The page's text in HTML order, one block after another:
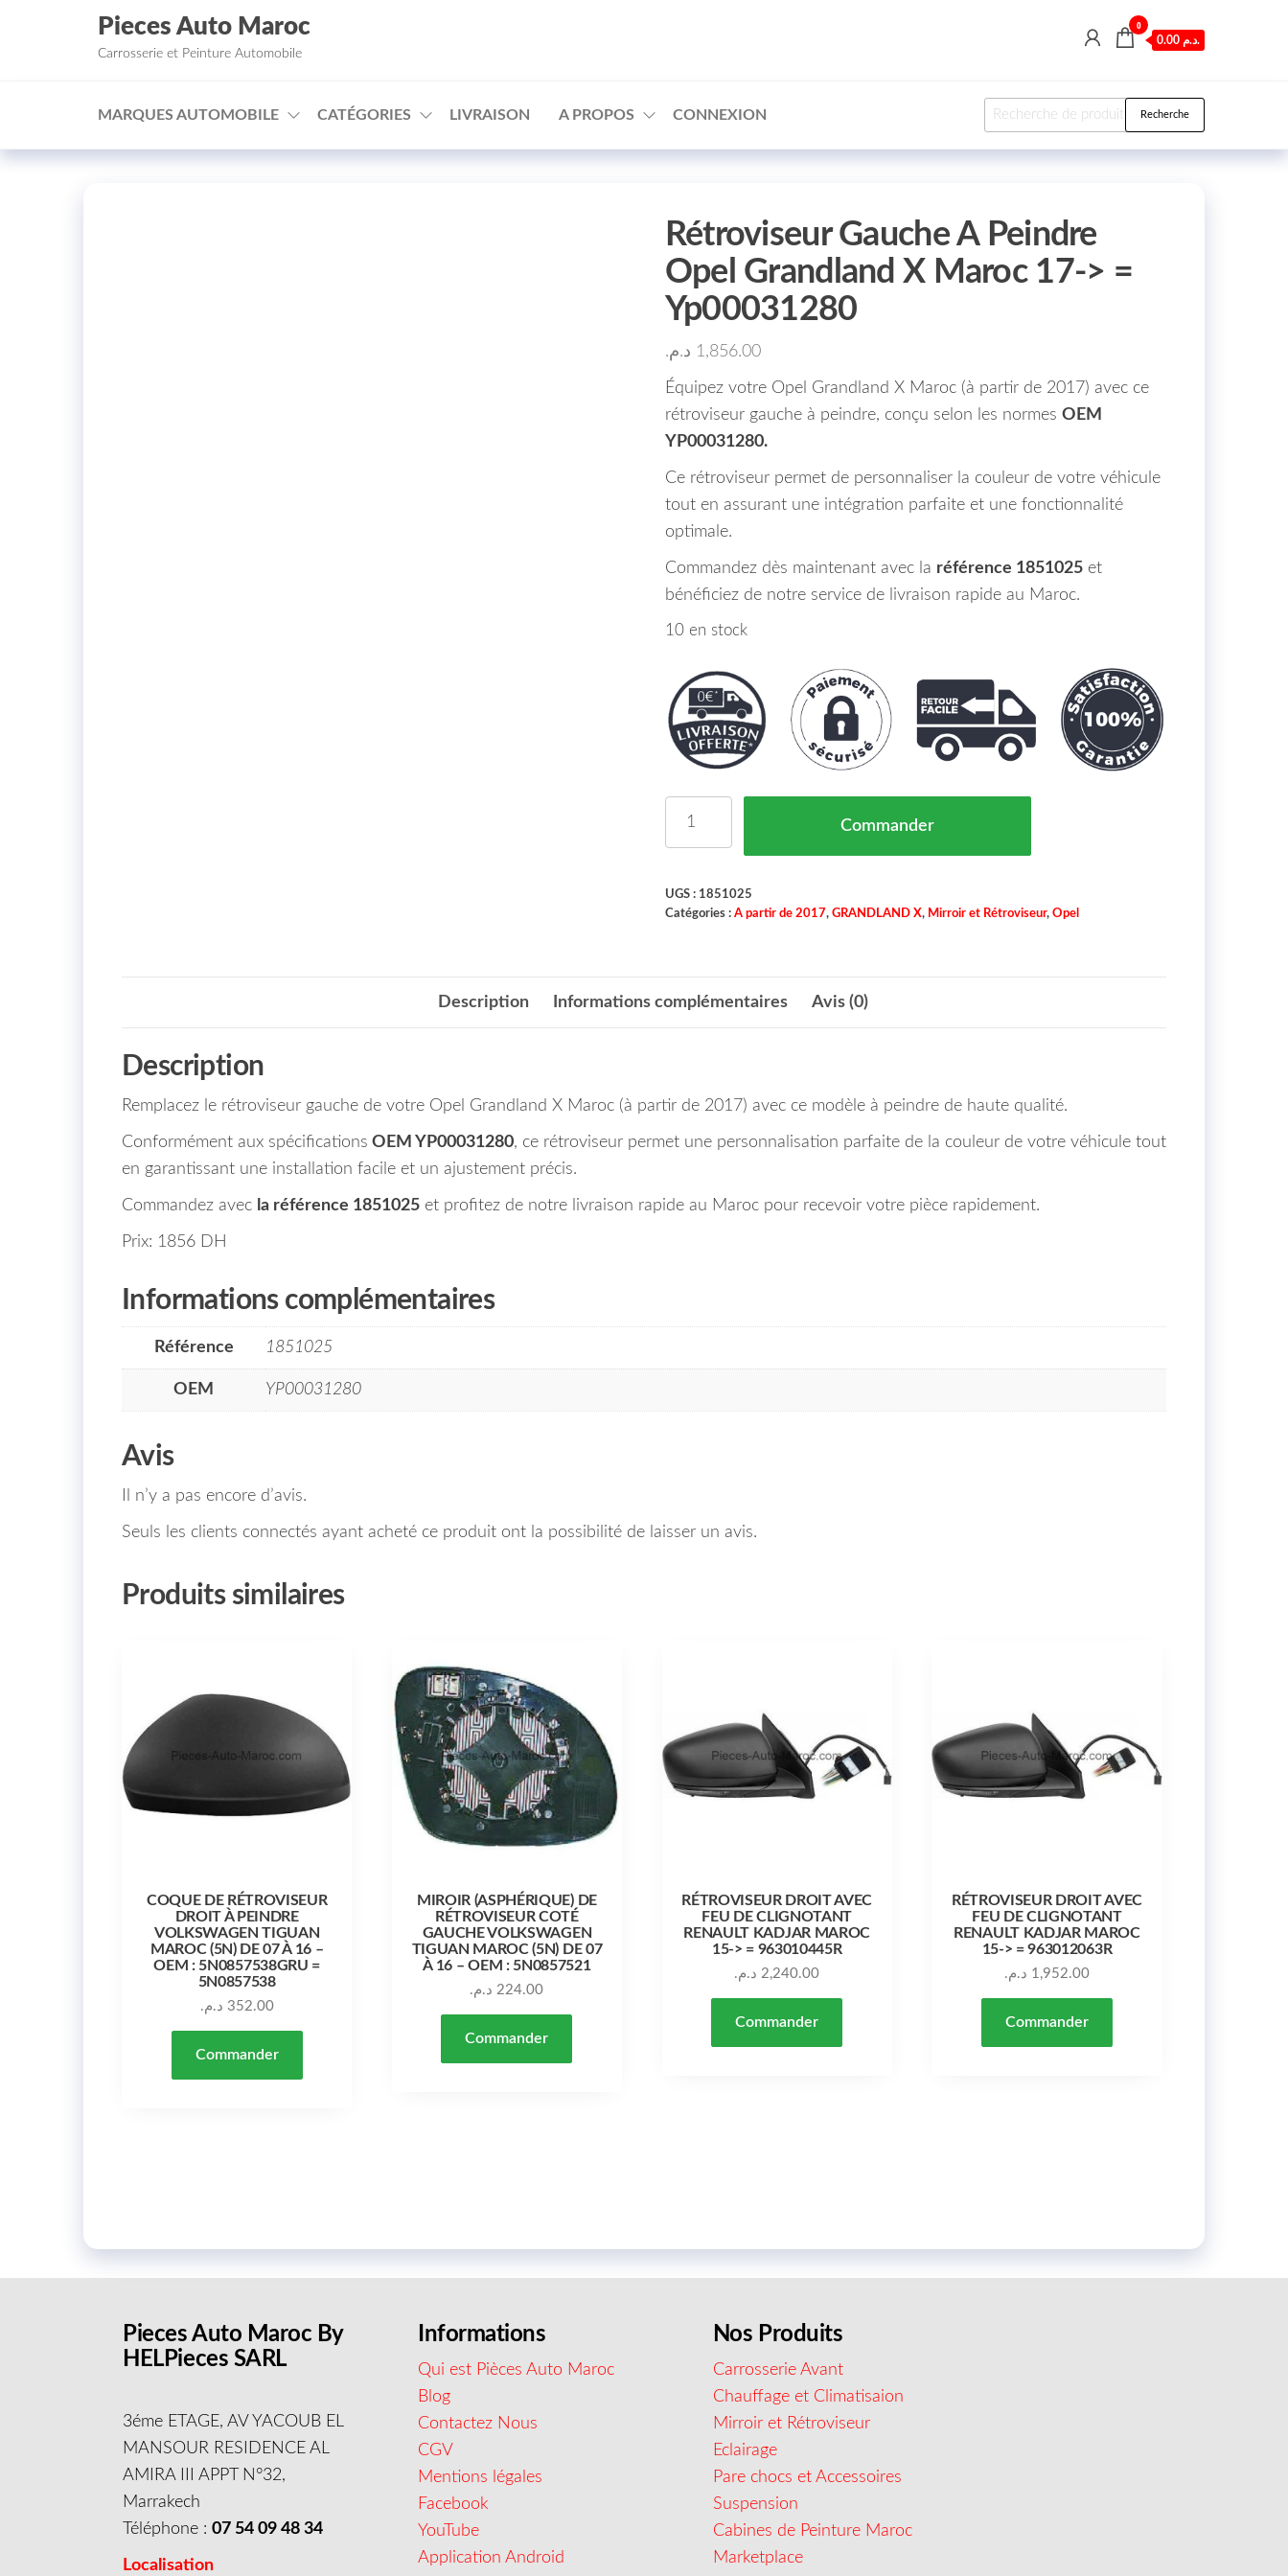
□
Aller au contenu
Pieces Auto Maroc
Carrosserie et Peinture Automobile
0
0.00 د.م.
MARQUES AUTOMOBILE CATÉGORIES LIVRAISON A PROPOS CONNEXION Recherche pour : Recherche
Rétroviseur Gauche A Peindre
Opel Grandland X Maroc 17-> =
Yp00031280
1,856.00 د.م.
Équipez votre Opel Grandland X Maroc (à partir de 2017) avec ce
rétroviseur gauche à peindre, conçu selon les normes OEM
YP00031280.
Ce rétroviseur permet de personnaliser la couleur de votre véhicule
tout en assurant une intégration parfaite et une fonctionnalité
optimale.
Commandez dès maintenant avec la référence 1851025et
bénéficiez de notre service de livraison rapide au Maroc.
10 en stock
Commander
UGS : 1851025
Catégories : A partir de 2017, GRANDLAND X, Mirroir et Rétroviseur, Opel
Description Informations complémentaires Avis (0)
Description
Remplacez le rétroviseur gauche de votre Opel Grandland X Maroc (à partir de 2017) avec ce modèle à peindre de haute qualité.
Conformément aux spécifications OEM YP00031280, ce rétroviseur permet une personnalisation parfaite de la couleur de votre véhicule tout
en garantissant une installation facile et un ajustement précis.
Commandez avec la référence 1851025 et profitez de notre livraison rapide au Maroc pour recevoir votre pièce rapidement.
Prix: 1856 DH
Informations complémentaires
Référence 1851025
OEM YP00031280
Avis
Il n’y a pas encore d’avis.
Seuls les clients connectés ayant acheté ce produit ont la possibilité de laisser un avis.
Produits similaires
COQUE DE RÉTROVISEUR
DROIT À PEINDRE
VOLKSWAGEN TIGUAN
MAROC (5N) DE 07 À 16 –
OEM : 5N0857538GRU =
5N0857538
352.00 د.م.
Commander
MIROIR (ASPHÉRIQUE) DE
RÉTROVISEUR COTÉ
GAUCHE VOLKSWAGEN
TIGUAN MAROC (5N) DE 07
À 16 – OEM : 5N0857521
224.00 د.م.
Commander
RÉTROVISEUR DROIT AVEC
FEU DE CLIGNOTANT
RENAULT KADJAR MAROC
15-> = 963010445R
2,240.00 د.م.
Commander
RÉTROVISEUR DROIT AVEC
FEU DE CLIGNOTANT
RENAULT KADJAR MAROC
15-> = 963012063R
1,952.00 د.م.
Commander
Pieces Auto Maroc By
HELPieces SARL
3éme ETAGE, AV YACOUB EL
MANSOUR RESIDENCE AL
AMIRA III APPT N°32,
Marrakech
Téléphone :07 54 09 48 34
Localisation
Informations
Qui est Pièces Auto Maroc
Blog
Contactez Nous
CGV
Mentions légales
Facebook
YouTube
Application Android
Nos Produits
Carrosserie Avant
Chauffage et Climatisaion
Mirroir et Rétroviseur
Eclairage
Pare chocs et Accessoires
Suspension
Cabines de Peinture Maroc
Marketplace